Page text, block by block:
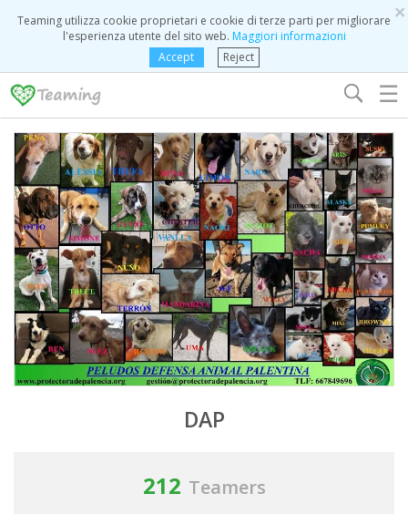
×
Teaming utilizza cookie proprietari e cookie di terze parti per migliorare
l'esperienza utente del sito web. Maggiori informazioni
Accept
Reject
☰
DAP
212 Teamers